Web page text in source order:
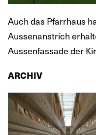
Auch das Pfarrhaus
Aussenanstrich
Aussenfassade der
ARCHIV